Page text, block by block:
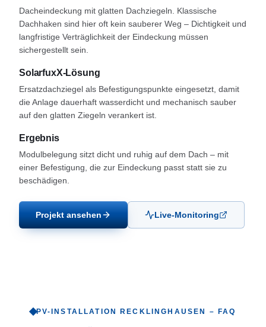
Dacheindeckung mit glatten Dachziegeln. Klassische
Dachhaken sind hier oft kein sauberer Weg – Dichtigkeit und
langfristige Verträglichkeit der Eindeckung müssen
sichergestellt sein.
SolarfuxX-Lösung
Ersatzdachziegel als Befestigungspunkte eingesetzt, damit
die Anlage dauerhaft wasserdicht und mechanisch sauber
auf den glatten Ziegeln verankert ist.
Ergebnis
Modulbelegung sitzt dicht und ruhig auf dem Dach – mit
einer Befestigung, die zur Eindeckung passt statt sie zu
beschädigen.
Projekt ansehen Live-Monitoring
PV-INSTALLATION RECKLINGHAUSEN – FAQ